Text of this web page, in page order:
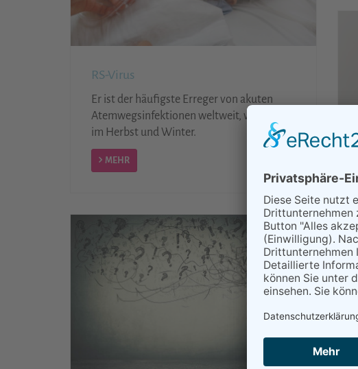
RS-Virus
Er ist der häufigste Erreger von akuten
Atemwegsinfektionen weltweit, vor allem
im Herbst und Winter.
MEHR